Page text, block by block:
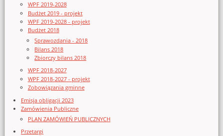
WPF 2019-2028
Budżet 2019 - projekt
WPF 2019-2028 - projekt
Budżet 2018
Sprawozdania - 2018
Bilans 2018
Zbiorczy bilans 2018
WPF 2018-2027
WPF 2018-2027 - projekt
Zobowiązania gminne
Emisja obligacji 2023
Zamówienia Publiczne
PLAN ZAMÓWIEŃ PUBLICZNYCH
Przetargi